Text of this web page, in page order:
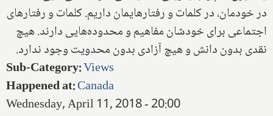
در خودمان، در کلمات و رفتارهایمان داریم. کلمات و رفتارهای
اجتماعی برای خودشان مفاهیم و محدوده‌هایی دارند. هیچ
نقدی بدون دانش و هیچ آزادی بدون محدویت وجود ندارد.
Sub-Category:Views
Happened at:Canada
Wednesday, April 11, 2018 - 20:00